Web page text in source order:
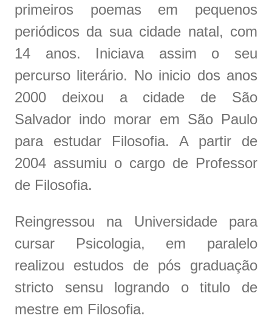
primeiros poemas em pequenos
periódicos da sua cidade natal, com
14 anos. Iniciava assim o seu
percurso literário. No inicio dos anos
2000 deixou a cidade de São
Salvador indo morar em São Paulo
para estudar Filosofia. A partir de
2004 assumiu o cargo de Professor
de Filosofia.
Reingressou na Universidade para
cursar Psicologia, em paralelo
realizou estudos de pós graduação
stricto sensu logrando o titulo de
mestre em Filosofia.